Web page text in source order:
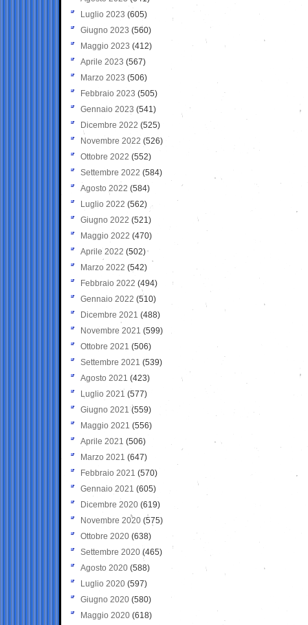
Luglio 2023 (605)
Giugno 2023 (560)
Maggio 2023 (412)
Aprile 2023 (567)
Marzo 2023 (506)
Febbraio 2023 (505)
Gennaio 2023 (541)
Dicembre 2022 (525)
Novembre 2022 (526)
Ottobre 2022 (552)
Settembre 2022 (584)
Agosto 2022 (584)
Luglio 2022 (562)
Giugno 2022 (521)
Maggio 2022 (470)
Aprile 2022 (502)
Marzo 2022 (542)
Febbraio 2022 (494)
Gennaio 2022 (510)
Dicembre 2021 (488)
Novembre 2021 (599)
Ottobre 2021 (506)
Settembre 2021 (539)
Agosto 2021 (423)
Luglio 2021 (577)
Giugno 2021(559)
Maggio 2021 (556)
Aprile 2021 (506)
Marzo 2021 (647)
Febbraio 2021 (570)
Gennaio 2021 (605)
Dicembre 2020 (619)
Novembre 2020 (575)
Ottobre 2020 (638)
Settembre 2020(465)
Agosto 2020 (588)
Luglio 2020 (597)
Giugno 2020 (580)
Maggio 2020 (618)